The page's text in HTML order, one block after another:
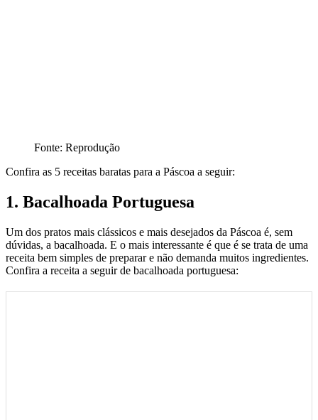
Fonte: Reprodução
Confira as 5 receitas baratas para a Páscoa a seguir:
1. Bacalhoada Portuguesa
Um dos pratos mais clássicos e mais desejados da Páscoa é, sem
dúvidas, a bacalhoada. E o mais interessante é que é se trata de uma
receita bem simples de preparar e não demanda muitos ingredientes.
Confira a receita a seguir de bacalhoada portuguesa: